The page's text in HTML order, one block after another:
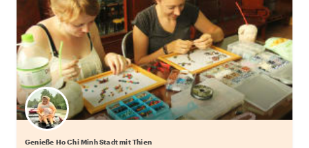
Genieße Ho Chi Minh Stadt mit Thien